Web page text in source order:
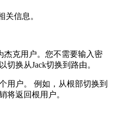
关信息。
杰克用户。您不需要输入密
换从Jack切换到路由。
用户。 例如，从根部切换到
将返回根用户。